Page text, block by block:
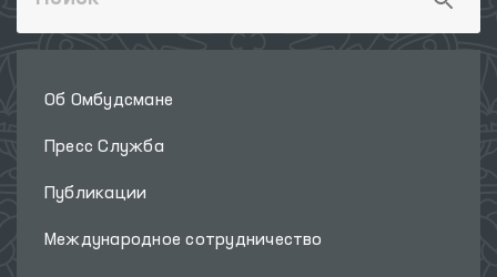
Об Омбудсмане
Пресс Служба
Публикации
Международное сотрудничество